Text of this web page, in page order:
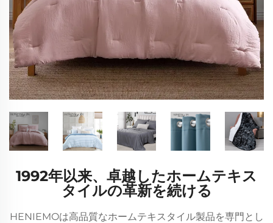
1992年以来、卓越したホームテキス
タイルの革新を続ける
HENIEMOは高品質なホームテキスタイル製品を専門とし